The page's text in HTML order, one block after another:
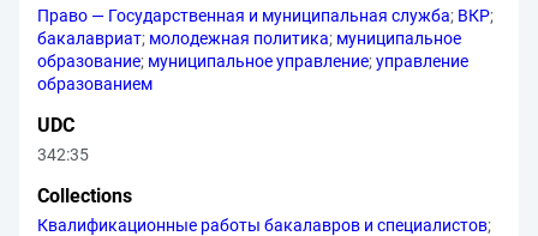
Право — Государственная и муниципальная служба; ВКР;
бакалавриат; молодежная политика; муниципальное
образование; муниципальное управление;управление
образованием
UDC
342:35
Collections
Квалификационные работы бакалавров и специалистов;